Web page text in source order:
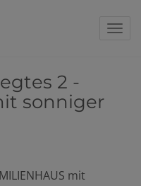
2 -
sonniger